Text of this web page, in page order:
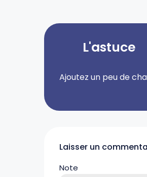
L'astuce
Ajoutez un peu de
Laisser un
Note